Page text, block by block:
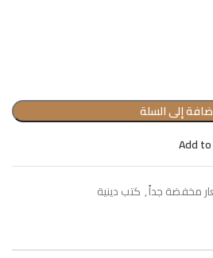
إلى السلة
Add
مخفضة جداً, كتب دينية